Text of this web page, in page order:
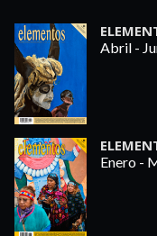
Abril -
Enero -